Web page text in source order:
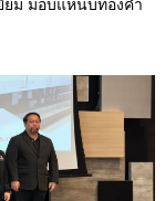
ม มอบแหนบทองคำ